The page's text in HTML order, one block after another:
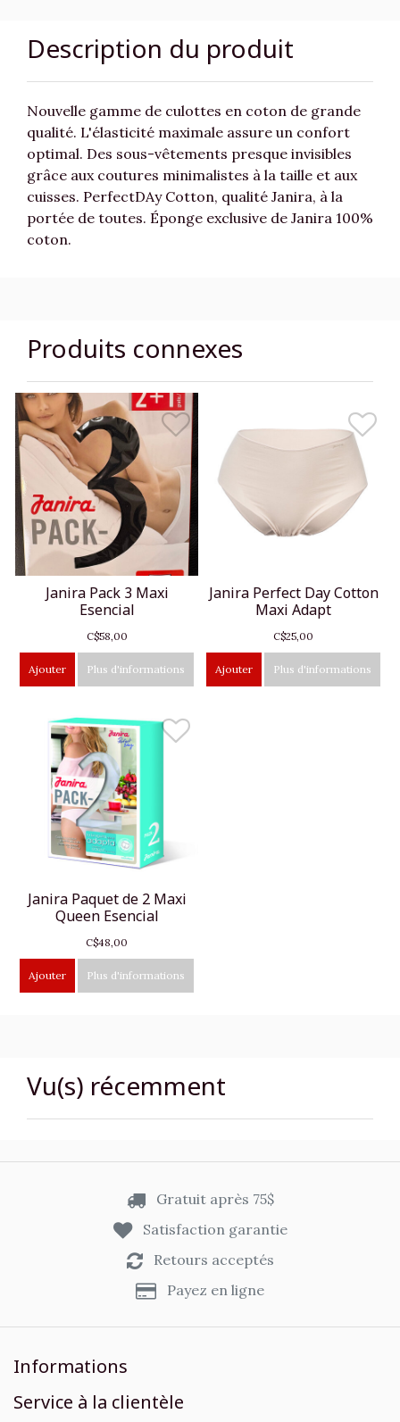
Description du produit
Nouvelle gamme de culottes en coton de grande
qualité. L'élasticité maximale assure un confort
optimal. Des sous-vêtements presque invisibles
grâce aux coutures minimalistes à la taille et aux
cuisses. PerfectDAy Cotton, qualité Janira, à la
portée de toutes. Éponge exclusive de Janira 100%
coton.
Produits connexes
Janira Pack 3 Maxi
Esencial
C$58,00
Ajouter Plus d'informations
Janira Perfect Day Cotton
Maxi Adapt
C$25,00
Ajouter Plus d'informations
Janira Paquet de 2 Maxi
Queen Esencial
C$48,00
Ajouter Plus d'informations
Vu(s) récemment
Gratuit après 75$
Satisfaction garantie
Retours acceptés
Payez en ligne
Informations
Service à la clientèle